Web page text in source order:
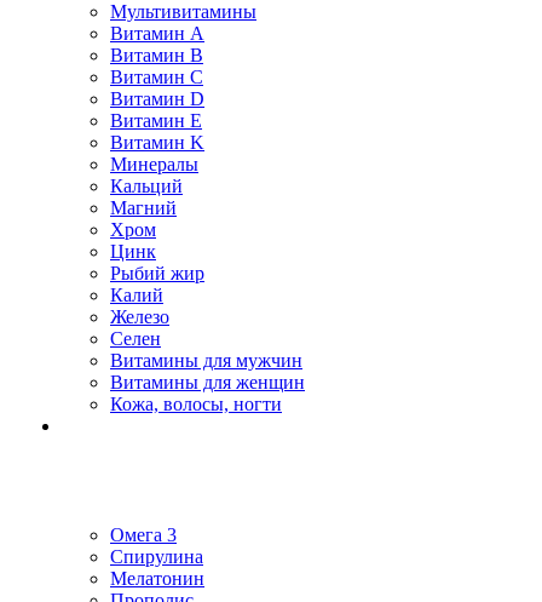
Мультивитамины
Витамин A
Витамин B
Витамин C
Витамин D
Витамин E
Витамин K
Минералы
Кальций
Магний
Хром
Цинк
Рыбий жир
Калий
Железо
Селен
Витамины для мужчин
Витамины для женщин
Кожа, волосы, ногти
Омега 3
Спирулина
Мелатонин